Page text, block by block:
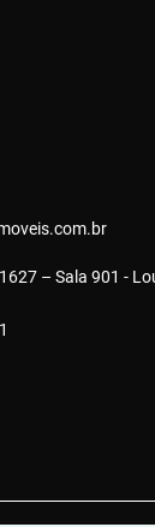
– Sala 901 -